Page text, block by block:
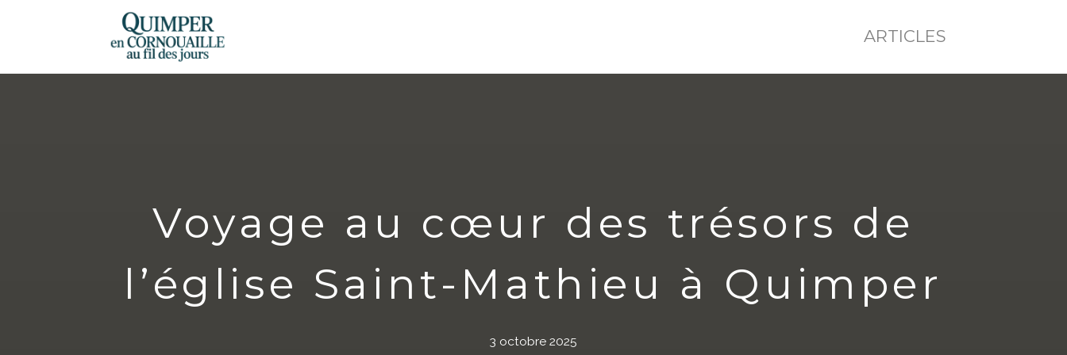
ARTICLES
Voyage au cœur des trésors de
l’église Saint-Mathieu à Quimper
3 octobre 2025